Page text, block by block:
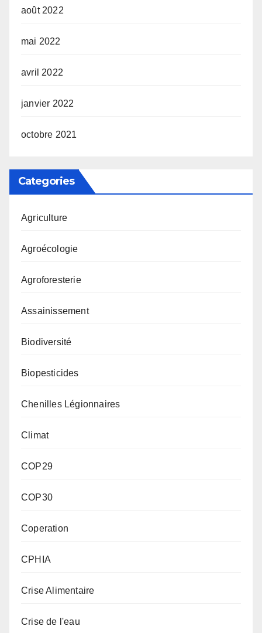
août 2022
mai 2022
avril 2022
janvier 2022
octobre 2021
Categories
Agriculture
Agroécologie
Agroforesterie
Assainissement
Biodiversité
Biopesticides
Chenilles Légionnaires
Climat
COP29
COP30
Coperation
CPHIA
Crise Alimentaire
Crise de l'eau